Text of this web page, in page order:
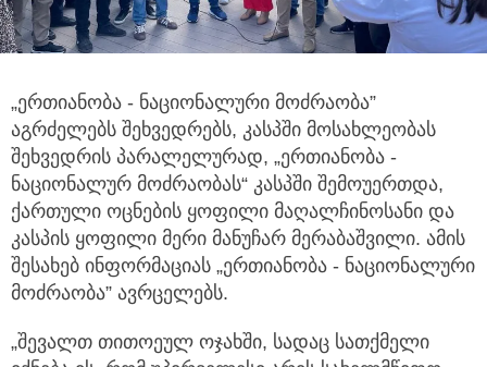
„ერთიანობა - ნაციონალური მოძრაობა”
აგრძელებს შეხვედრებს, კასპში მოსახლეობას
შეხვედრის პარალელურად, „ერთიანობა -
ნაციონალურ მოძრაობას“ კასპში შემოუერთდა,
ქართული ოცნების ყოფილი მაღალჩინოსანი და
კასპის ყოფილი მერი მანუჩარ მერაბაშვილი. ამის
შესახებ ინფორმაციას „ერთიანობა - ნაციონალური
მოძრაობა” ავრცელებს.
„შევალთ თითოეულ ოჯახში, სადაც სათქმელი